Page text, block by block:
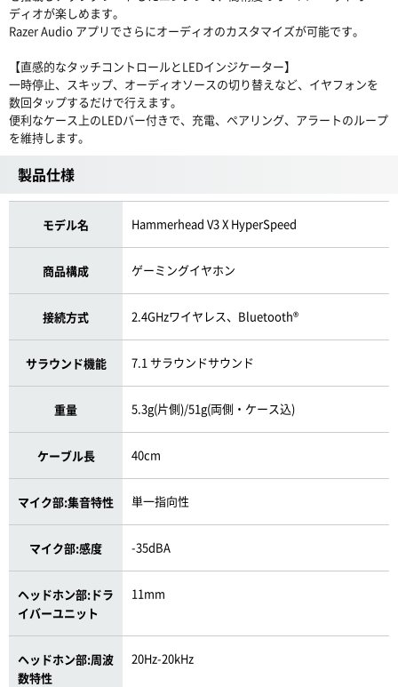
ディオが楽しめます。
Razer Audio アプリでさらにオーディオのカスタマイズが可能です。
【直感的なタッチコントロールとLEDインジケーター】
一時停止、スキップ、オーディオソースの切り替えなど、イヤフォンを
数回タップするだけで行えます。
便利なケース上のLEDバー付きで、充電、ペアリング、アラートのループ
を維持します。
製品仕様
モデル名 Hammerhead V3 X HyperSpeed
商品構成 ゲーミングイヤホン
接続方式 2.4GHzワイヤレス、Bluetooth®
サラウンド機能 7.1 サラウンドサウンド
重量 5.3g(片側)/51g(両側・ケース込)
ケーブル長 40cm
マイク部:集音特性 単一指向性
マイク部:感度 -35dBA
ヘッドホン部:ドラ
イバーユニット
11mm
ヘッドホン部:周波
数特性
20Hz-20kHz